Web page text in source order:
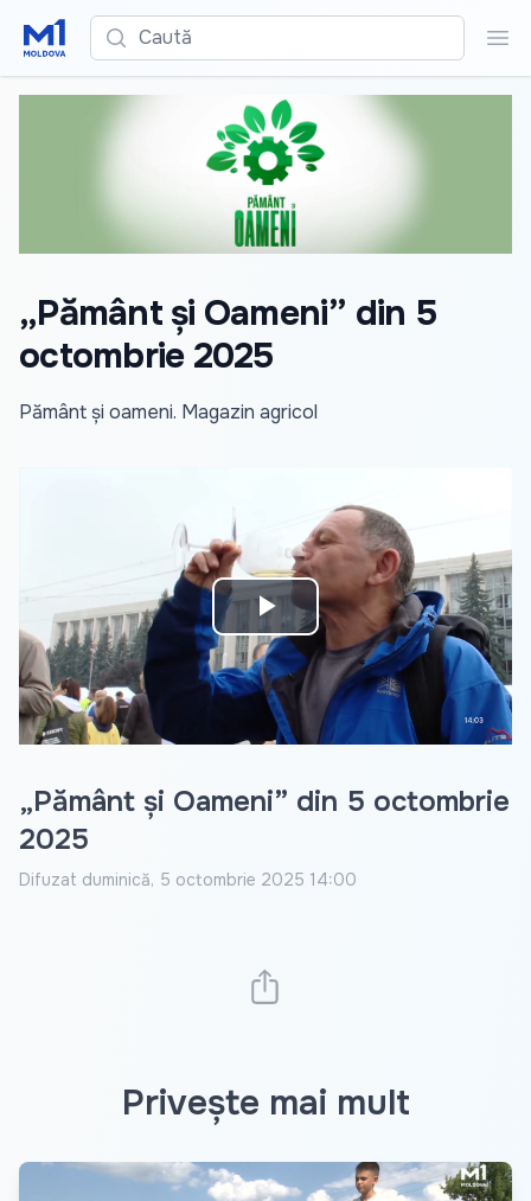
Caută
„Pământ și Oameni” din 5
octombrie 2025
Pământ și oameni. Magazin agricol
Play
Video
„Pământ și Oameni” din 5 octombrie
2025
Difuzat duminică, 5 octombrie 2025 14:00
Privește mai mult